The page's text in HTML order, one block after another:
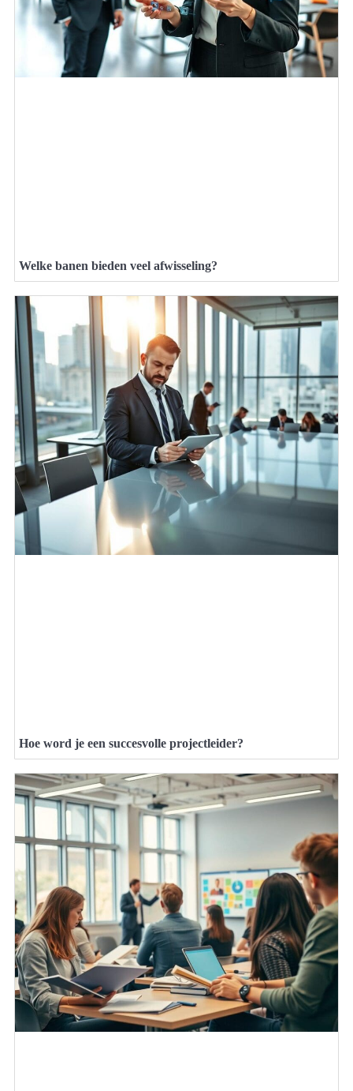
Welke banen bieden veel afwisseling?
Hoe word je een succesvolle projectleider?